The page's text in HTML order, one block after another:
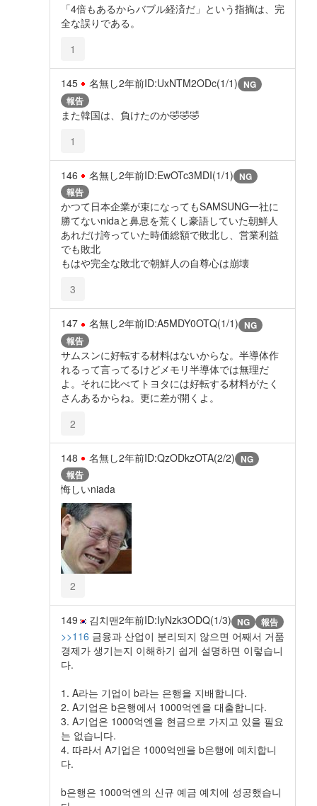
「4倍もあるからバブル経済だ」という指摘は、完
全な誤りである。
1
145 名無し2年前ID:UxNTM2ODc(1/1) NG
報告
また韓国は、負けたのか🤣🤣🤣
1
146 名無し2年前ID:EwOTc3MDI(1/1) NG
報告
かつて日本企業が束になってもSAMSUNG一社に
勝てないnidaと鼻息を荒くし豪語していた朝鮮人
あれだけ誇っていた時価総額で敗北し、営業利益
でも敗北
もはや完全な敗北で朝鮮人の自尊心は崩壊
3
147 名無し2年前ID:A5MDY0OTQ(1/1) NG
報告
サムスンに好転する材料はないからな。半導体作
れるって言ってるけどメモリ半導体では無理だ
よ。それに比べてトヨタには好転する材料がたく
さんあるからね。更に差が開くよ。
2
148 名無し2年前ID:QzODkzOTA(2/2) NG
報告
悔しいniada
2
149 김치맨2年前ID:IyNzk3ODQ(1/3) NG 報告
>>116 금융과 산업이 분리되지 않으면 어째서 거품
경제가 생기는지 이해하기 쉽게 설명하면 이렇습니
다.
1. A라는 기업이 b라는 은행을 지배합니다.
2. A기업은 b은행에서 1000억엔을 대출합니다.
3. A기업은 1000억엔을 현금으로 가지고 있을 필요
는 없습니다.
4. 따라서 A기업은 1000억엔을 b은행에 예치합니
다.
b은행은 1000억엔의 신규 예금 예치에 성공했습니